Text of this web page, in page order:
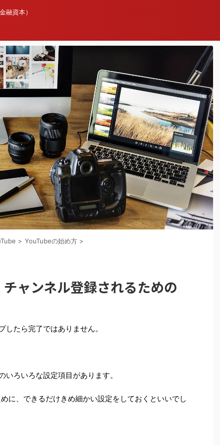
融資本）
> YouTubeの始め方 >
ャンネル登録されるための
たら完了ではありません。
ろいろな設定項目があります。
に、できるだけきめ細かい設定をしておくといいでし